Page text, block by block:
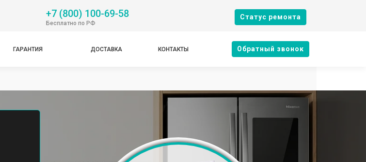
+7 (800) 100-69-58
Бесплатно по РФ
Cтатус ремонта
ГАРАНТИЯ ДОСТАВКА КОНТАКТЫ Oбратный звонок